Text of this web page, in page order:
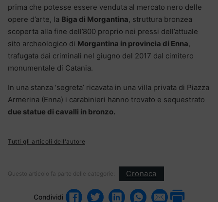
prima che potesse essere venduta al mercato nero delle
opere d’arte, la Biga di Morgantina, struttura bronzea
scoperta alla fine dell’800 proprio nei pressi dell’attuale
sito archeologico di Morgantina in provincia di Enna,
trafugata dai criminali nel giugno del 2017 dal cimitero
monumentale di Catania.
In una stanza ‘segreta’ ricavata in una villa privata di Piazza
Armerina (Enna) i carabinieri hanno trovato e sequestrato
due statue di cavalli in bronzo.
Tutti gli articoli dell'autore
Questo articolo fa parte delle categorie: Cronaca
Condividi